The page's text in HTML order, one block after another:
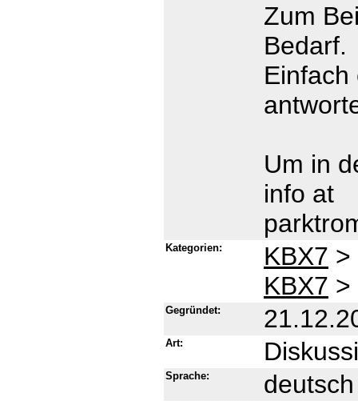
Zum
Bedarf.
Einfach
Um in
info at
Kategorien: KBX7 >
KBX7 >
Gegründet:
Art:
Sprache: deutsch